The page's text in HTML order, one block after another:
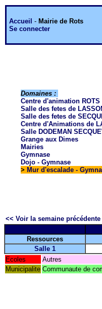
Accueil - Mairie de Rots
Se connecter
Domaines :
Centre d'animation ROTS
Salle des fetes de
Salle des fetes de
Centre d'Animations de
Salle DODEMAN
Grange aux Dimes
Mairies
Gymnase
Dojo - Gymnase
> Mur d'escalade -
<< Voir la semaine précédente
Ressources
Salle 1
Ecoles
Autres
Municipalite Communaute de